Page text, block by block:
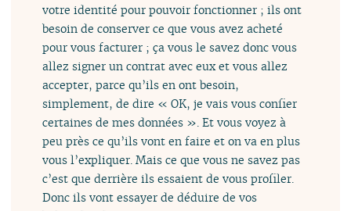
votre identité pour pouvoir fonctionner ; ils ont
besoin de conserver ce que vous avez acheté
pour vous facturer ; ça vous le savez donc vous
allez signer un contrat avec eux et vous allez
accepter, parce qu’ils en ont besoin,
simplement, de dire « OK, je vais vous confier
certaines de mes données ». Et vous voyez à
peu près ce qu’ils vont en faire et on va en plus
vous l’expliquer. Mais ce que vous ne savez pas
c’est que derrière ils essaient de vous profiler.
Donc ils vont essayer de déduire de vos